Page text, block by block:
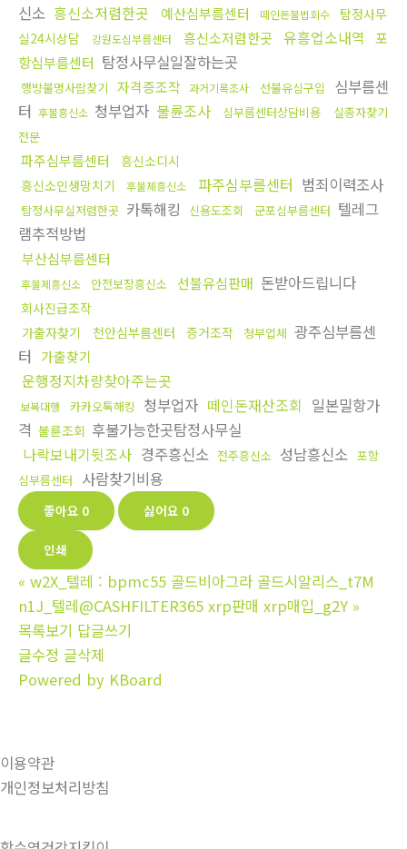
신소 흥신소저렴한곳 예산심부름센터 떼인돈불법회수
탐정사무
실24시상담
강원도심부름센터 흥신소저렴한곳 유흥업소내역
포
항심부름센터 탐정사무실일잘하는곳
행방불명사람찾기 자격증조작 과거기록조사 선불유심구입
심부름센
터 후불흥신소 청부업자 불륜조사 심부름센터상담비용
실종자찾기
전문
파주심부름센터
흥신소디시
흥신소인생망치기
후불제흥신소 파주심부름센터 범죄이력조사
탐정사무실저렴한곳 카톡해킹 신용도조회 군포심부름센터 텔레그
램추적방법
부산심부름센터
후불제흥신소 안전보장흥신소 선불유심판매 돈받아드립니다
회사진급조작
가출자찾기
천안심부름센터 증거조작 청부업체 광주심부름센
터 가출찾기
운행정지차량찾아주는곳
보복대행 카카오톡해킹 청부업자 떼인돈재산조회 일본밀항가
격 불륜조회 후불가능한곳탐정사무실
나락보내기뒷조사 경주흥신소 전주흥신소 성남흥신소 포항
심부름센터
사람찾기비용
좋아요 0 싫어요 0
인쇄
« w2X_텔레 : bpmc55 골드비아그라 골드시알리스_t7M
n1J_텔레@CASHFILTER365 xrp판매 xrp매입_g2Y »
목록보기 답글쓰기
글수정 글삭제
Powered by KBoard
이용약관
개인정보처리방침